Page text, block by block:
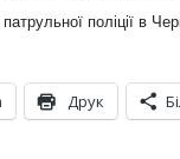
поліції в
Друк